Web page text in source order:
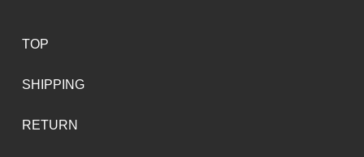
TOP
SHIPPING
RETURN